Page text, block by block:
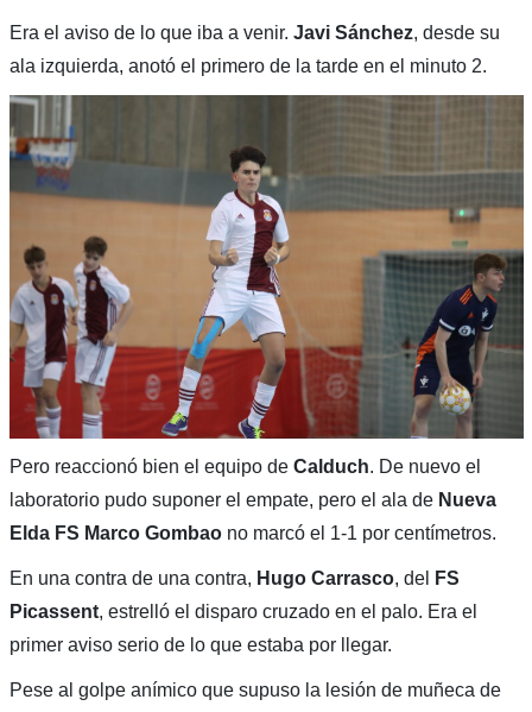
Era el aviso de lo que iba a venir. Javi Sánchez, desde su
ala izquierda, anotó el primero de la tarde en el minuto 2.
Pero reaccionó bien el equipo de Calduch. De nuevo el
laboratorio pudo suponer el empate, pero el ala de Nueva
Elda FS Marco Gombaono marcó el 1-1 por centímetros.
En una contra de una contra, Hugo Carrasco, del
FS
Picassent, estrelló el disparo cruzado en el palo. Era el
primer aviso serio de lo que estaba por llegar.
Pese al golpe anímico que supuso la lesión de muñeca de